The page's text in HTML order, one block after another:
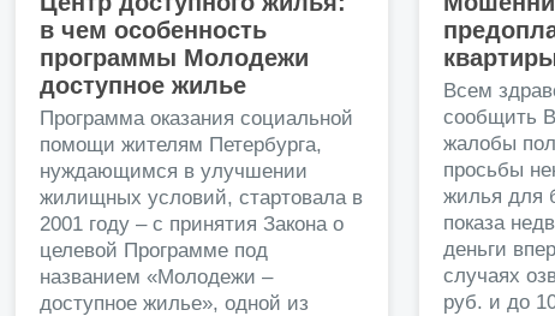
в чем особенность
программы Молодежи
доступное жилье
Программа оказания социальной
помощи жителям Петербурга,
нуждающимся в улучшении
жилищных условий, стартовала в
2001 году – с принятия Закона о
целевой Программе под
названием «Молодежи –
доступное жилье», одной из
Всем
сообщить
жалобы
просьбы
жилья для
показа
деньги
случаях
руб. и до